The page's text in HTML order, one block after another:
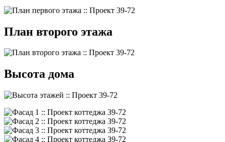
План второго этажа
Высота дома